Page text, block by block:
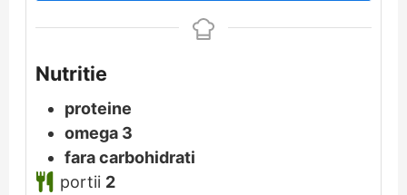
Nutritie
proteine
omega 3
fara carbohidrati
portii 2